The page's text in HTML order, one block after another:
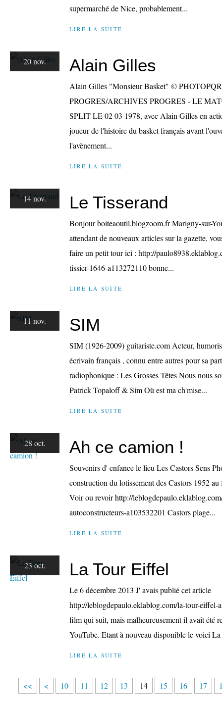
supermarché de Nice, probablement...
LIRE LA SUITE
20 nov. Alain Gilles
Alain Gilles "Monsieur Basket" ©
PROGRES/ARCHIVES PROGRES - LE
SPLIT LE 02 03 1978, avec Alain Gilles en
joueur de l'histoire du basket français avant
l'avènement...
LIRE LA SUITE
14 nov. Le Tisserand
Bonjour boiteaoutil.blogzoom.fr Marigny-sur-
attendant de nouveaux articles sur la gazette,
faire un petit tour ici : http://
tissier-1646-a113272110 bonne...
LIRE LA SUITE
11 nov. SIM
SIM (1926-2009) guitariste.com Acteur,
écrivain français , connu entre autres pour sa
radiophonique : Les Grosses Têtes Nous nous
Patrick Topaloff & Sim Où est ma ch'mise...
LIRE LA SUITE
28 oct. Ah ce camion !
Souvenirs d' enfance le lieu Les Castors Sens
construction du lotissement des Castors 1952
Voir ou revoir http://
autoconstructeurs-a103532201 Castors plage...
LIRE LA SUITE
23 oct. La Tour Eiffel
Le 6 décembre 2013 J' avais publié cet article
http://leblogdepaulo.eklablog.com/la-tour-
film qui suit, mais malheureusement il avait été
YouTube. Etant à nouveau disponible le voici
LIRE LA SUITE
<< < 10 11 12 13 14 15 16 17